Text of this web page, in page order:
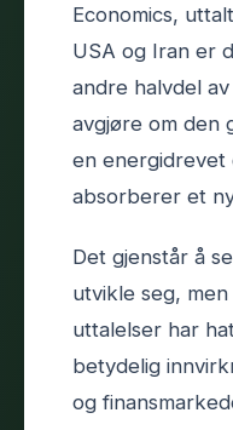
Economics,
USA og Iran er
andre halvdel
avgjøre om den
en energidrevet
absorberer et
Det gjenstår å
utvikle seg,
uttalelser har
betydelig
og